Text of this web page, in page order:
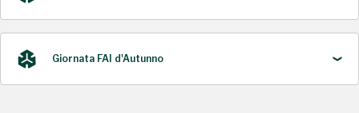
Giornata FAI d'Autunno